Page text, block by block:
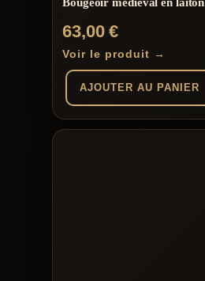
63,00€
Voir le produit →
AJOUTER AU PANIER